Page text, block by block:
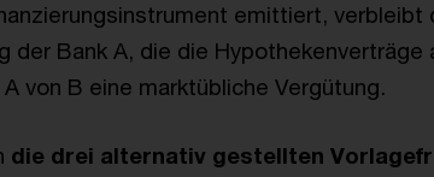
emittiert, verbleibt
der Bank A, die die Hypothekenverträge
von B eine marktübliche Vergütung.
die drei alternativ gestellten